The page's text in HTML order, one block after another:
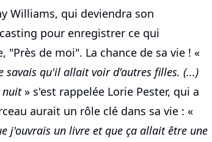
Williams, qui deviendra son
pour enregistrer ce qui
de moi". La chance de sa vie ! «
savais qu'il allait voir d'autres filles. (...)
nuit» s'est rappelée Lorie Pester, qui a
aurait un rôle clé dans sa vie : «
j'ouvrais un livre et que ça allait être une